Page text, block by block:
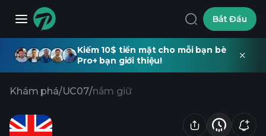
Bắt Đầu
Kiếm 10$ tiền mặt cho mỗi bạn bè
Pro+ bạn giới thiệu!
Khám phá/UC07/nắm giữ